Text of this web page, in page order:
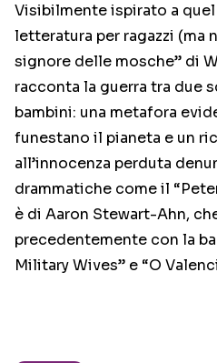
Visibilmente ispirato a
letteratura per ragazzi (ma
signore delle mosche” di
racconta la guerra tra due
bambini: una metafora
funestano il pianeta e un
all’innocenza perduta
drammatiche come il
è di Aaron Stewart-Ahn,
precedentemente con la
Military Wives” e “O